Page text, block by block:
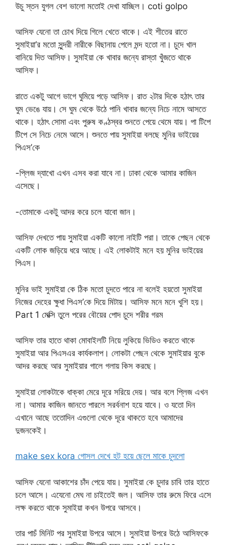
উচু স্তন যুগল বেশ ভালো মতোই দেখা যাচ্ছিল। coti golpo
আসিফ যেনো তা চোখ দিয়ে গিলে খেতে থাকে। এই শীতের রাতে
সুমাইয়া’র মতো সুন্দরী নারীকে বিছানায় পেলে মন্দ হতো না। চুদে খাল
বানিয়ে দিত আসিফ। সুমাইয়া কে খাবার জন্যে রাস্তা খুঁজতে থাকে
আসিফ।
রাতে একটু আগে ভাগে ঘুমিয়ে পড়ে আসিফ। রাত ২টার দিকে হঠাৎ তার
ঘুম ভেঙে যায়। সে ঘুম থেকে উঠে পানি খাবার জন্যে নিচে নামে আসতে
থাকে। হঠাৎ সোমা এবং পুরুষ কণ্ঠস্বর শুনতে পেয়ে থেমে যায়। পা টিপে
টিপে সে নিচে নেমে আসে। শুনতে পায় সুমাইয়া বলছে মুনির ভাইয়ের
পিএস’কে
-প্লিজ দ্যাখো এখন এসব করা যাবে না। ঢাকা থেকে আমার কাজিন
এসেছে।
-তোমাকে একটু আদর করে চলে যাবো জান।
আসিফ দেখতে পায় সুমাইয়া একটি কালো নাইটি পরা। তাকে পেছন থেকে
একটি লোক জড়িয়ে ধরে আছে। এই লোকটাই মনে হয় মুনির ভাইয়ের
পিএস।
মুনির ভাই সুমাইয়া কে ঠিক মতো চুদতে পারে না বলেই হয়তো সুমাইয়া
নিজের দেহের ক্ষুধা পিএস’কে দিয়ে মিটায়। আসিফ মনে মনে খুশি হয়।
Part 1 মেক্সি তুলে পরের বৌয়ের পোদ চুদে শরীর গরম
আসিফ তার হাতে থাকা মোবাইলটি নিয়ে লুকিয়ে ভিডিও করতে থাকে
সুমাইয়া আর পিএসএর কার্যকলাপ। লোকটা পেছন থেকে সুমাইয়ার বুকে
আদর করছে আর সুমাইয়ার গালে গলায় কিস করছে।
সুমাইয়া লোকটাকে ধাক্কা মেরে দূরে সরিয়ে দেয়। আর বলে প্লিজ এখন
না। আমার কাজিন জানতে পারলে সরর্বনাশ হয়ে যাবে। ও যতো দিন
এখানে আছে ততোদিন এগুলো থেকে দূরে থাকতে হবে আমাদের
দুজনকেই।
make sex kora গোসল দেখে হট হয়ে ছেলে মাকে চুদলো
আসিফ যেনো আকাশের চাঁদ পেয়ে যায়। সুমাইয়া কে চুদার চাবি তার হাতে
চলে আসে। এযেনো মেঘ না চাইতেই জল। আসিফ তার রুমে ফিরে এসে
লক্ষ করতে থাকে সুমাইয়া কখন উপরে আসবে।
তার পাচঁ মিনিট পর সুমাইয়া উপরে আসে। সুমাইয়া উপরে উঠে আসিফকে